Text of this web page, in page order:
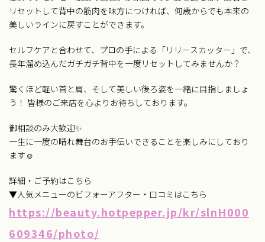
リセットして背中の筋肉を味方につければ、何歳からでも本来の
美しいラインに戻すことができます。
セルフケアと合わせて、プロの手による「リリースカッター」で、
長年溜め込んだガチガチ背中を一度リセットしてみませんか？
驚くほど軽い首と肩、そして美しい後ろ姿を一緒に目指しましょ
う！ 皆様のご来店を心よりお待ちしております。
御相談のみ大歓迎✨
一生に一度の晴れ舞台のお手伝いできることを楽しみにしており
ます☺
詳細・ご予約はこちら
▼人気メニューのビフォーアフター・口コミはこちら
https://beauty.hotpepper.jp/kr/slnH000
609346/photo/